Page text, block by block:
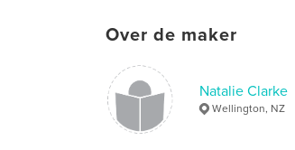
Over de maker
Natalie Clarke
Wellington, NZ